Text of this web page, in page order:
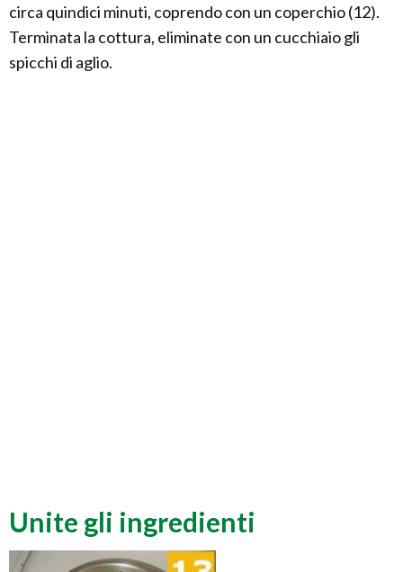
circa quindici minuti, coprendo con un coperchio (12).
Terminata la cottura, eliminate con un cucchiaio gli
spicchi di aglio.
Unite gli ingredienti